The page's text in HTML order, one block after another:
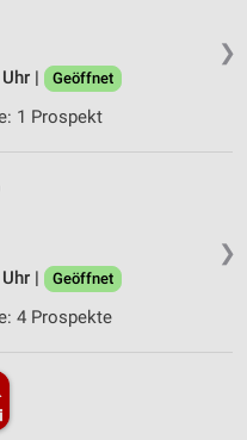
❯
|
Geöffnet
1 Prospekt
❯
|
Geöffnet
4 Prospekte